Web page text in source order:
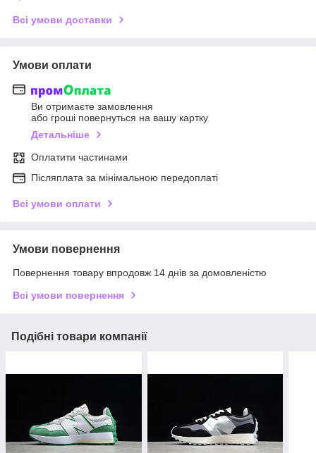
Всі умови доставки
Умови оплати
Ви отримаєте замовлення
або гроші повернуться на вашу картку
Детальніше
Оплатити частинами
Післяплата за мінімальною передоплаті
Всі умови оплати
Умови повернення
Повернення товару впродовж 14 днів за домовленістю
Всі умови повернення
Подібні товари компанії